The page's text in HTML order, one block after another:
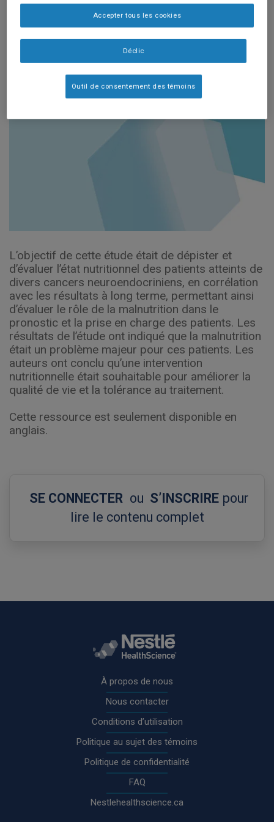
Neuroendocrin.
2017;104(1):11-25.
L’objectif de cette étude était de dépister et
d’évaluer l’état nutritionnel des patients atteints de
divers cancers neuroendocriniens, en corrélation
avec les résultats à long terme, permettant ainsi
d’évaluer le rôle de la malnutrition dans le
pronostic et la prise en charge des patients. Les
résultats de l’étude ont indiqué que la malnutrition
était un problème majeur pour ces patients. Les
auteurs ont conclu qu’une intervention
nutritionnelle était souhaitable pour améliorer la
qualité de vie et la tolérance au traitement.
Cette ressource est seulement disponible en
anglais.
SE CONNECTER ou S’INSCRIRE pour
lire le contenu complet
À propos de nous
Nous contacter
Conditions d’utilisation
Politique au sujet des témoins
Politique de confidentialité
FAQ
Nestlehealthscience.ca
Déclic
Accepter tous les cookies
Outil de consentement des témoins